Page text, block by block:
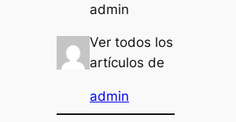
admin
Ver todos los
artículos de
admin